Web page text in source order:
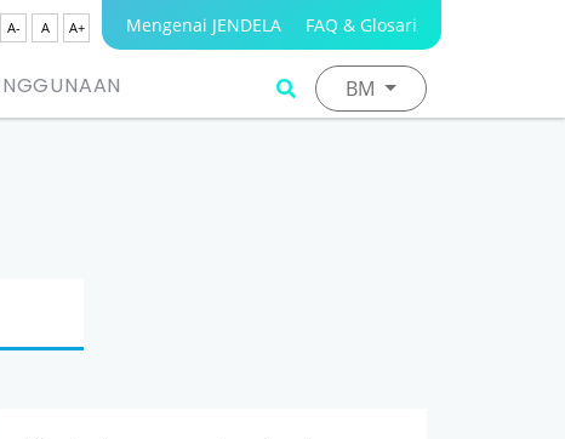
A- A A+ Mengenai JENDELA FAQ & Glosari
BM